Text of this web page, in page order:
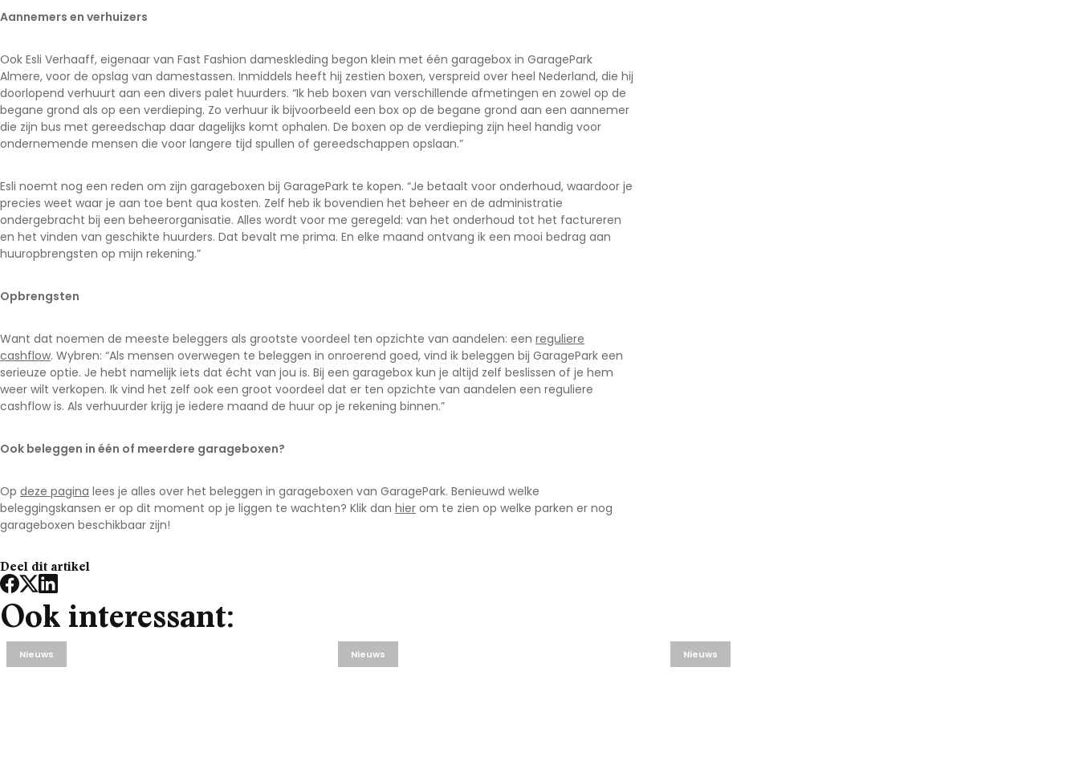
Aannemers en verhuizers
Ook Esli Verhaaff, eigenaar van Fast Fashion dameskleding begon klein met één garagebox in GaragePark
Almere, voor de opslag van damestassen. Inmiddels heeft hij zestien boxen, verspreid over heel Nederland, die hij
doorlopend verhuurt aan een divers palet huurders. “Ik heb boxen van verschillende afmetingen en zowel op de
begane grond als op een verdieping. Zo verhuur ik bijvoorbeeld een box op de begane grond aan een aannemer
die zijn bus met gereedschap daar dagelijks komt ophalen. De boxen op de verdieping zijn heel handig voor
ondernemende mensen die voor langere tijd spullen of gereedschappen opslaan.”
Esli noemt nog een reden om zijn garageboxen bij GaragePark te kopen. “Je betaalt voor onderhoud, waardoor je
precies weet waar je aan toe bent qua kosten. Zelf heb ik bovendien het beheer en de administratie
ondergebracht bij een beheerorganisatie. Alles wordt voor me geregeld: van het onderhoud tot het factureren
en het vinden van geschikte huurders. Dat bevalt me prima. En elke maand ontvang ik een mooi bedrag aan
huuropbrengsten op mijn rekening.”
Opbrengsten
Want dat noemen de meeste beleggers als grootste voordeel ten opzichte van aandelen: een reguliere
cashflow. Wybren: “Als mensen overwegen te beleggen in onroerend goed, vind ik beleggen bij GaragePark een
serieuze optie. Je hebt namelijk iets dat écht van jou is. Bij een garagebox kun je altijd zelf beslissen of je hem
weer wilt verkopen. Ik vind het zelf ook een groot voordeel dat er ten opzichte van aandelen een reguliere
cashflow is. Als verhuurder krijg je iedere maand de huur op je rekening binnen.”
Ook beleggen in één of meerdere garageboxen?
Op deze pagina lees je alles over het beleggen in garageboxen van GaragePark. Benieuwd welke
beleggingskansen er op dit moment op je liggen te wachten? Klik dan hier om te zien op welke parken er nog
garageboxen beschikbaar zijn!
Deel dit artikel
Ook interessant:
Nieuws Nieuws Nieuws